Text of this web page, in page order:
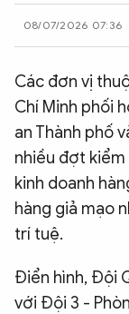
PHÁP LUẬT
CÔNG NGHỆ
QUỐC TẾ
VĂN HÓA - THỂ
BẠN ĐỌC & CAND
ĐA PHƯƠNG TIỆN
08/07/2026 07:36
Các đơn vị
Chí Minh phối
an Thành phố
nhiều đợt
kinh doanh
hàng giả mạo
trí tuệ.
Điển hình, Đội
với Đội 3 -